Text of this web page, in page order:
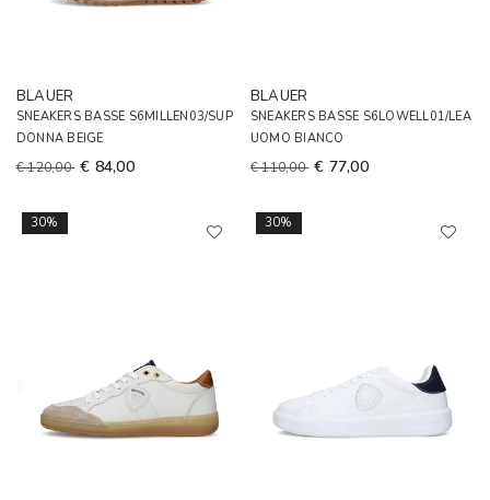
BLAUER
SNEAKERS BASSE S6MILLEN03/SUP
DONNA BEIGE
€ 120,00 € 84,00
BLAUER
SNEAKERS BASSE S6LOWELL01/LEA
UOMO BIANCO
€ 110,00 € 77,00
30% 30%